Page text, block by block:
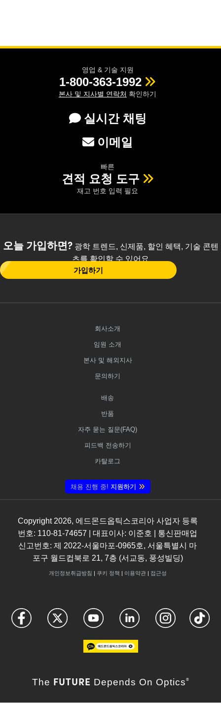
영업 & 기술 지원
1-800-363-1992
본사 및 지사별 연락처 확인하기
실시간 채팅
이메일
빠른
견적 요청 도구
재고 번호 입력 필요
오늘 가입하면?광학 트렌드, 신제품, 할인 혜택, 기술 콘텐
츠를 확인할 수 있어요
가입하기
회사소개
임원 소개
본사 및 해외지사
문의하기
배송
반품
자주 묻는 질문(FAQ)
피드백 전송하기
카탈로그
채용 진행 중! 지원하기
Copyright 2026, 에드몬드옵틱스코리아 사업자 등록
번호: 110-81-74657 | 대표이사: 이준호 | 통신판매업
신고번호: 제 2022-서울마포-0965호, 서울특별시 마
포구 월드컵북로 21, 7층 (서교동, 풍성빌딩)
개인정보취급방침 쿠키 정책 이용약관| 접근성
The FUTURE Depends On Optics ®